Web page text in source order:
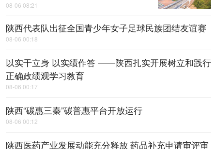
08-06 08:21
陕西代表队出征全国青少年女子足球民族团结友谊赛
08-06 00:18
以实干立身 以实绩作答 ——陕西扎实开展树立和践行
正确政绩观学习教育
08-06 00:17
陕西“碳惠三秦”碳普惠平台开放运行
08-06 00:12
陕西医药产业发展动能充分释放 药品补充申请审评审